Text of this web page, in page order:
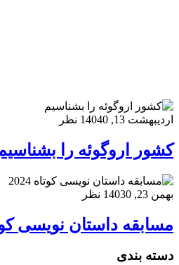
اردیبهشت 13, 1404 0 نظر
کشور اروگوئه را
بهمن 23, 1403 0 نظر
مسابقه داستان نویسی کوتاه
دسته بندی